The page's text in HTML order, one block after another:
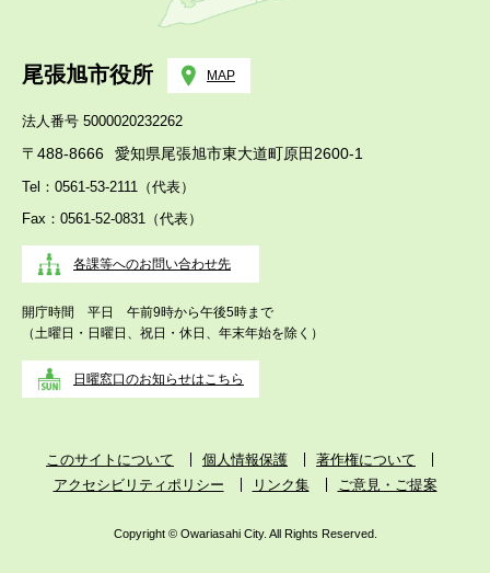
尾張旭市役所 MAP
法人番号 5000020232262
〒488-8666 愛知県尾張旭市東大道町原田2600-1
Tel：0561-53-2111（代表）
Fax：0561-52-0831（代表）
各課等へのお問い合わせ先
開庁時間 平日 午前9時から午後5時まで
（土曜日・日曜日、祝日・休日、年末年始を除く）
日曜窓口のお知らせはこちら
このサイトについて 個人情報保護
著作権について
アクセシビリティポリシー
リンク集 ご意見・ご提案
Copyright © Owariasahi City. All Rights Reserved.